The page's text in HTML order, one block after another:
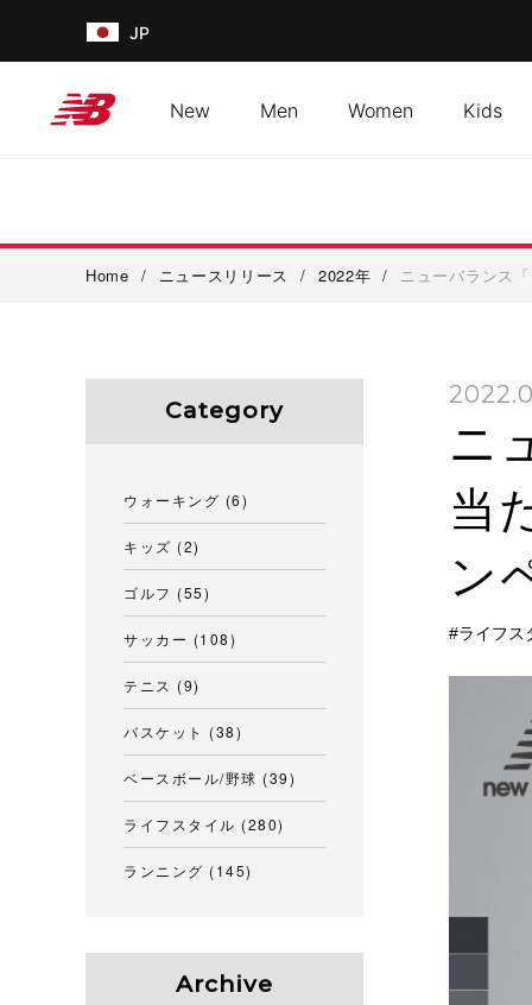
JP
New Men Women Kids
Home / ニュースリリース / 2022年 / ニューバランス
ニ
当
ン
ライフス
Category
ウォーキング (6)
キッズ (2)
ゴルフ (55)
サッカー (108)
テニス (9)
バスケット (38)
ベースボール/野球 (39)
ライフスタイル (280)
ランニング (145)
Archive